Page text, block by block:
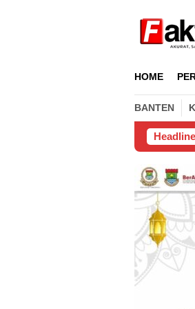
HOME
BANTEN
Headline
Untuk Biaya Koordinasi